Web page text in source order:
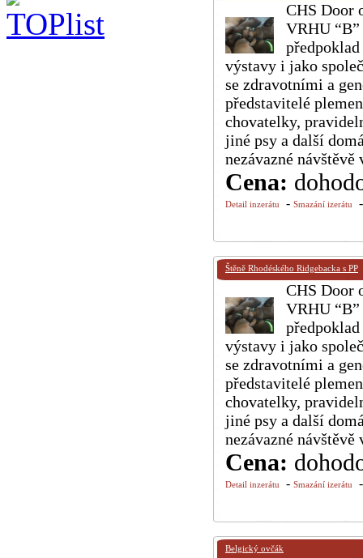
CHS Door
VRHU “B”
výstavy i jako
se zdravotními a
představitelé
chovatelky,
jiné psy a další
nezávazné návštěvě
Cena:
Detail inzerátu - Smazání izerátu
Štěně Rhodéského Ridgebacka s PP
CHS Door
VRHU “B”
výstavy i jako
se zdravotními a
představitelé
chovatelky,
jiné psy a další
nezávazné návštěvě
Cena:
Detail inzerátu - Smazání izerátu
Belgický ovčák